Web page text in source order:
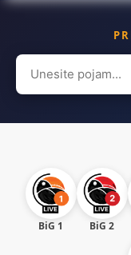
Search
for:
BiG 1 BiG 2